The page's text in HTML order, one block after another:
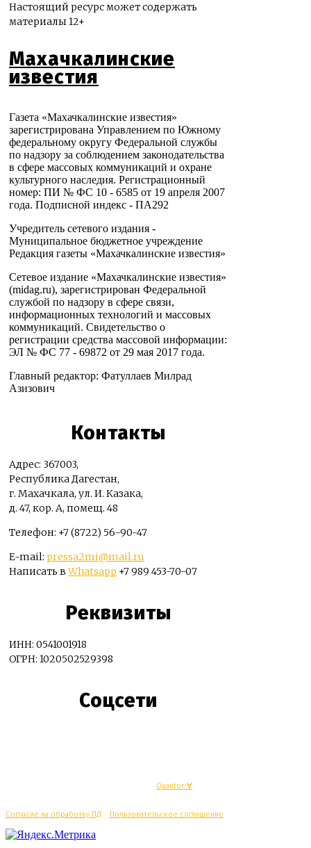
Настоящий ресурс может содержать
материалы 12+
Махачкалинские
известия
Газета «Махачкалинские известия»
зарегистрирована Управлением по Южному
федеральному округу Федеральной службы
по надзору за соблюдением законодательства
в сфере массовых коммуникаций и охране
культурного наследия. Регистрационный
номер: ПИ № ФС 10 - 6585 от 19 апреля 2007
года. Подписной индекс - ПА292
Учредитель сетевого издания -
Муниципальное бюджетное учреждение
Редакция газеты «Махачкалинские известия»
Сетевое издание «Махачкалинские известия»
(midag.ru), зарегистрирован Федеральной
службой по надзору в сфере связи,
информационных технологий и массовых
коммуникаций. Свидетельство о
регистрации средства массовой информации:
ЭЛ № ФС 77 - 69872 от 29 мая 2017 года.
Главный редактор: Фатуллаев Милрад
Азизович
Контакты
Адрес: 367003,
Республика Дагестан,
г. Махачкала, ул. И. Казака,
д. 47, кор. А, помещ. 48
Телефон: +7 (8722) 56-90-47
E-mail: pressa2mi@mail.ru
Написать вWhatsapp +7 989 453-70-07
Реквизиты
ИНН: 0541001918
ОГРН: 1020502529398
Соцсети
Quantor-∀
Согласие на обработку ПД Пользовательское соглашение